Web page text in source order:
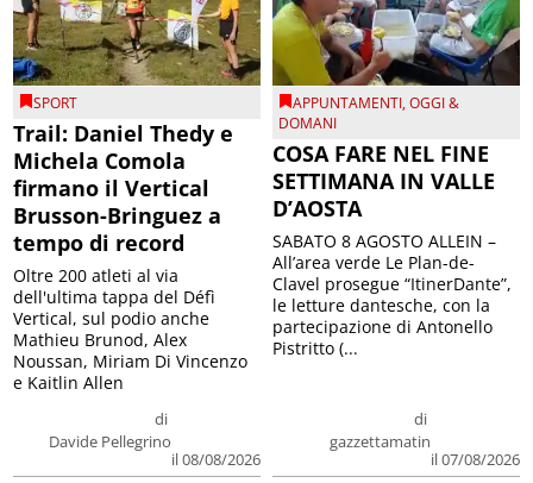
SPORT
Trail: Daniel Thedy e
Michela Comola
firmano il Vertical
Brusson-Bringuez a
tempo di record
di
Davide Pellegrino
il 08/08/2026
Oltre 200 atleti al via
dell'ultima tappa del Défì
Vertical, sul podio anche
Mathieu Brunod, Alex
Noussan, Miriam Di Vincenzo
e Kaitlin Allen
APPUNTAMENTI,OGGI &
DOMANI
COSA FARE NEL FINE
SETTIMANA IN VALLE
D’AOSTA
di
gazzettamatin
il 07/08/2026
SABATO 8 AGOSTO ALLEIN –
All’area verde Le Plan-de-
Clavel prosegue “ItinerDante”,
le letture dantesche, con la
partecipazione di Antonello
Pistritto (...